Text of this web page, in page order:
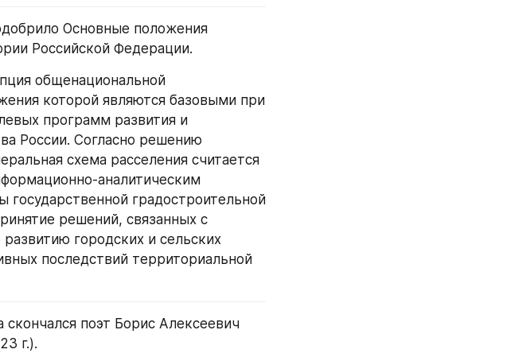
Основные положения
Российской Федерации.
общенациональной
которой являются базовыми при
программ развития и
России. Согласно решению
схема расселения считается
аналитическим
градостроительной
решений, связанных с
городских и сельских
последствий территориальной
поэт Борис Алексеевич
г.).